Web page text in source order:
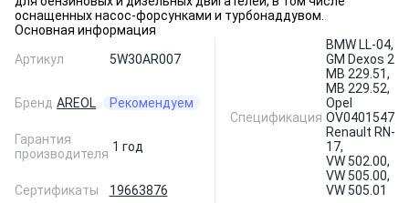
оснащенных насос-форсунками и турбонаддувом.
Основная информация
Артикул
5W30AR007
Бренд AREOL Рекомендуем
Гарантия
производителя 1 год
Сертификаты 19663876
Спецификация
BMW LL-04,
GM Dexos 2,
MB 229.51,
MB 229.52,
Opel
Renault RN-
17,
VW 502.00,
VW 505.00,
VW 505.01